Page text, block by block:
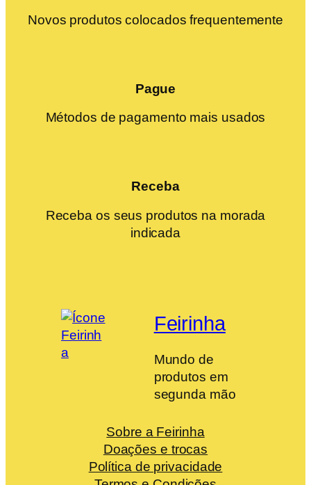
Novos produtos colocados frequentemente
Pague
Métodos de pagamento mais usados
Receba
Receba os seus produtos na morada
indicada
Feirinha
Mundo de
produtos em
segunda mão
Sobre a Feirinha
Doações e trocas
Política de privacidade